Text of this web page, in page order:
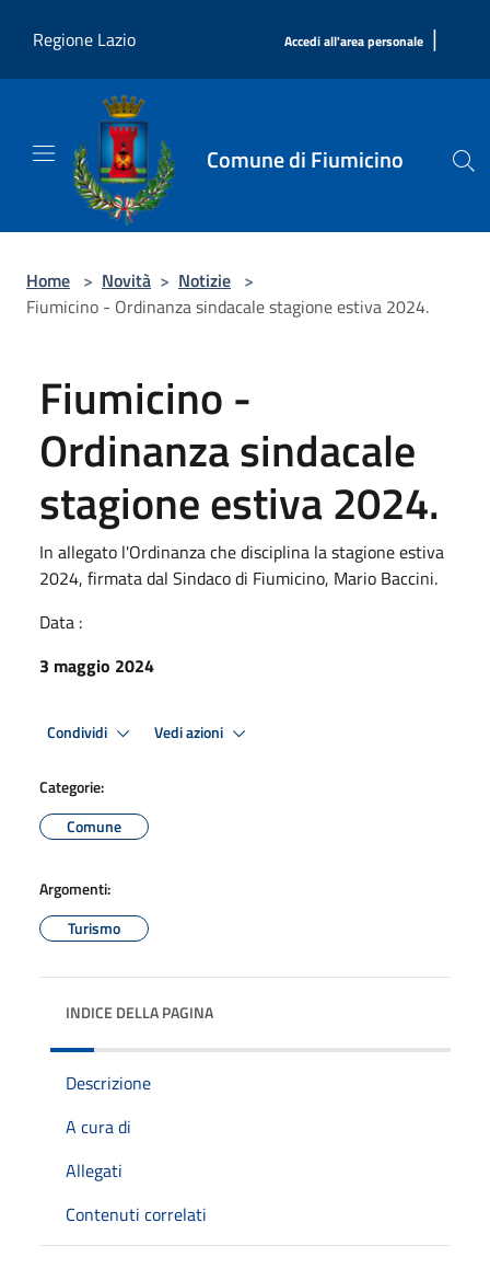
Regione Lazio
Accedi all'area personale |
Comune di Fiumicino
Home > Novità > Notizie >
Fiumicino - Ordinanza sindacale stagione estiva 2024.
Fiumicino -
Ordinanza sindacale
stagione estiva 2024.
In allegato l'Ordinanza che disciplina la stagione estiva
2024, firmata dal Sindaco di Fiumicino, Mario Baccini.
Data :
3 maggio 2024
Condividi Vedi azioni
Categorie:
Comune
Argomenti:
Turismo
INDICE DELLA PAGINA
Descrizione
A cura di
Allegati
Contenuti correlati